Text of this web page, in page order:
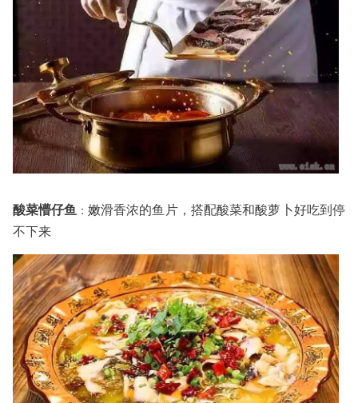
酸菜懵仔鱼 ： 嫩滑香浓的鱼片，搭配酸菜和酸萝卜好吃到停
不下来